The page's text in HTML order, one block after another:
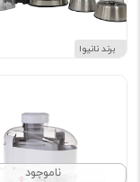
برند نانیوا
ناموجود